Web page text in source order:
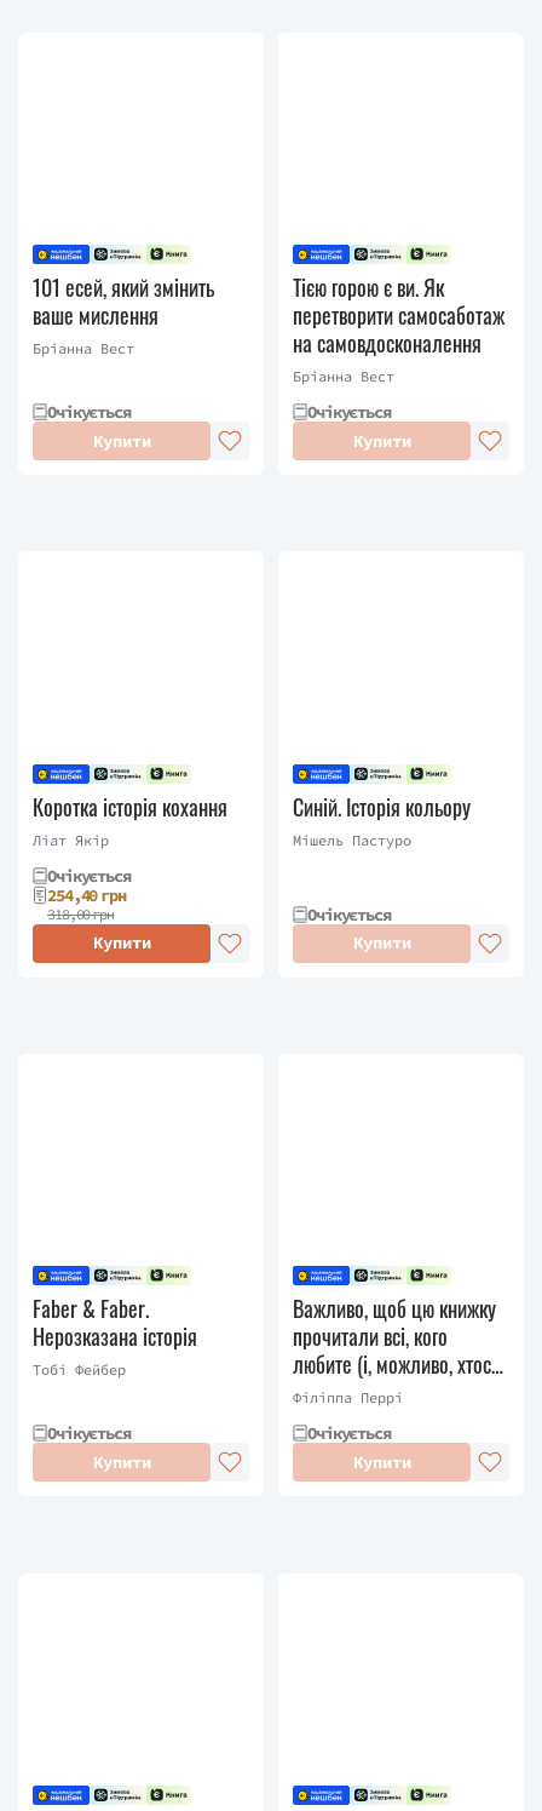
101 есей, який змінить
ваше мислення
Бріанна Вест
Очікується
Купити
Тією горою є ви. Як
перетворити самосаботаж
на самовдосконалення
Бріанна Вест
Очікується
Купити
Коротка історія кохання
Ліат Якір
Очікується
254,40 грн
318,00 грн
Купити
Синій. Історія кольору
Мішель Пастуро
Очікується
Купити
Faber & Faber.
Нерозказана історія
Тобі Фейбер
Очікується
Купити
Важливо, щоб цю книжку
прочитали всі, кого
любите (і, можливо, хтось,
кого не дуже)
Філіппа Перрі
Очікується
Купити